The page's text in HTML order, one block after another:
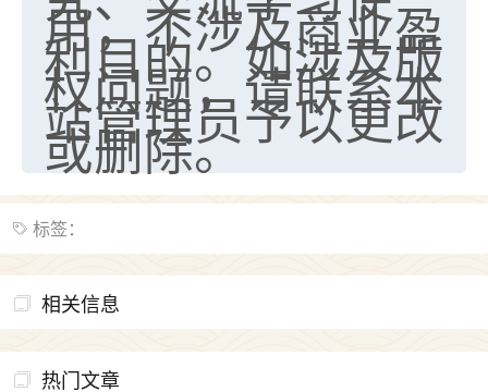
用，不涉及商业盈
利目的。如涉及版
权问题，请联系本
站管理员予以更改
或删除。
标签：
相关信息
热门文章
了，一开始是半信半疑的，图个心安，给亡母
超度，现在看来，人不信也不行。
2天前 来自云南 11
优秀的张同学
老师收徒吗？？我对这些很感兴趣
2天前 来自山西